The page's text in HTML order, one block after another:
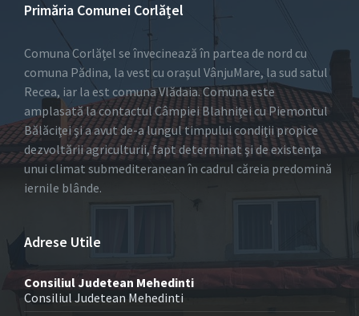
Primăria Comunei Corlățel
Comuna Corlăţel se învecinează în partea de nord cu
comuna Pădina, la vest cu oraşul VânjuMare, la sud satul
Recea, iar la est comuna Vlădaia. Comuna este
amplasată la contactul Câmpiei Blahniţei cu Piemontul
Bălăciţei şi a avut de-a lungul timpului condiţii propice
dezvoltării agriculturii, fapt determinat şi de existenţa
unui climat submediteranean în cadrul căreia predomină
iernile blânde.
Adrese Utile
Consiliul Judetean Mehedinti
Consiliul Judetean Mehedinti